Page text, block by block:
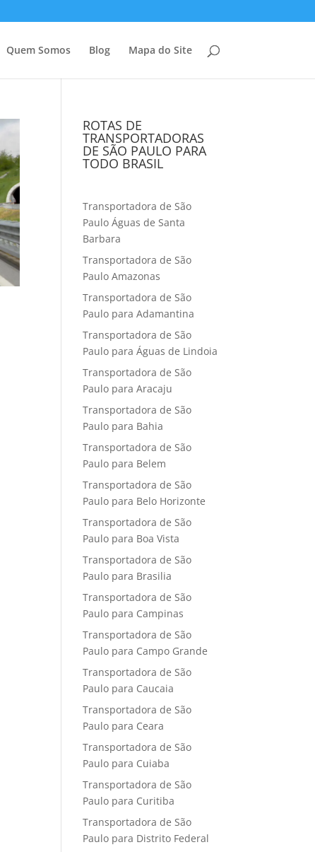
Quem Somos Blog Mapa do Site
ROTAS DE
TRANSPORTADORAS
DE SÃO PAULO PARA
TODO BRASIL
Transportadora de São
Paulo Águas de Santa
Barbara
Transportadora de São
Paulo Amazonas
Transportadora de São
Paulo para Adamantina
Transportadora de São
Paulo para Águas de Lindoia
Transportadora de São
Paulo para Aracaju
Transportadora de São
Paulo para Bahia
Transportadora de São
Paulo para Belem
Transportadora de São
Paulo para Belo Horizonte
Transportadora de São
Paulo para Boa Vista
Transportadora de São
Paulo para Brasilia
Transportadora de São
Paulo para Campinas
Transportadora de São
Paulo para Campo Grande
Transportadora de São
Paulo para Caucaia
Transportadora de São
Paulo para Ceara
Transportadora de São
Paulo para Cuiaba
Transportadora de São
Paulo para Curitiba
Transportadora de São
Paulo para Distrito Federal